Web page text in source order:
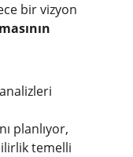
bir vizyon
planlıyor,
temelli